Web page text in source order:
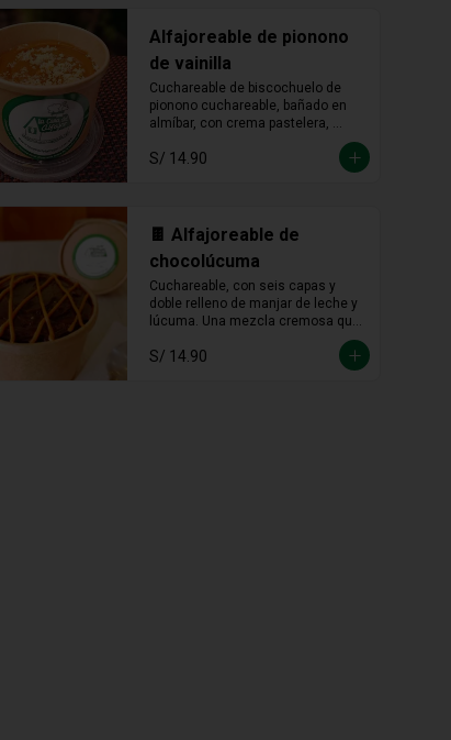
Alfajoreable de pionono
de vainilla
Cuchareable de biscochuelo de
pionono cuchareable, bañado en
almíbar, con crema pastelera,
dulce y una delicia que se disfruta
S/ 14.90
🍫 Alfajoreable de
chocolúcuma
Cuchareable, con seis capas y
doble relleno de manjar de leche y
lúcuma. Una mezcla cremosa que
une lo andino con lo dulce en cada
cucharada.
S/ 14.90